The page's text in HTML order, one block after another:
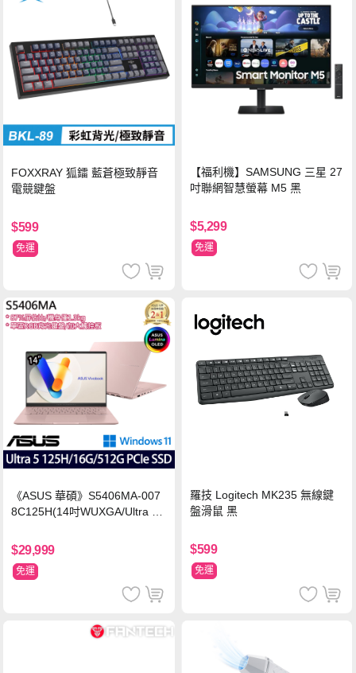
FOXXRAY 狐鐳 藍蒼極致靜音
電競鍵盤
$599
免運
【福利機】SAMSUNG 三星 27
吋聯網智慧螢幕 M5 黑
$5,299
免運
《ASUS 華碩》S5406MA-007
8C125H(14吋WUXGA/Ultra 5
n11/二年保)
$29,999
免運
羅技 Logitech MK235 無線鍵
盤滑鼠 黑
$599
免運